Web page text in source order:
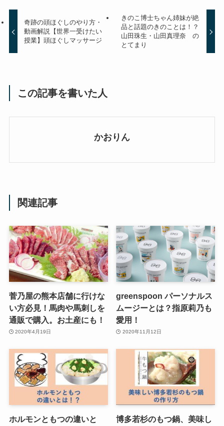
奇跡の頭ほぐしのやり方・
動画解説【世界一受けたい
授業】頭ほぐしマッサージ
きのこ博士ちゃん姉妹が絶
品と話題のきのことは！？
山田珠生・山田真理奈 の
とてまり
この記事を書いた人
かおりん
関連記事
菅乃屋の熊本店舗に行けな
い方必見！馬肉や馬刺しを
通販で購入。お土産にも！
2020年4月19日
greenspoon パーソナルス
ムージーとは？指原莉乃も
愛用！
2020年11月12日
ホルモンともつの違いと
博多若杉のもつ鍋、美味し